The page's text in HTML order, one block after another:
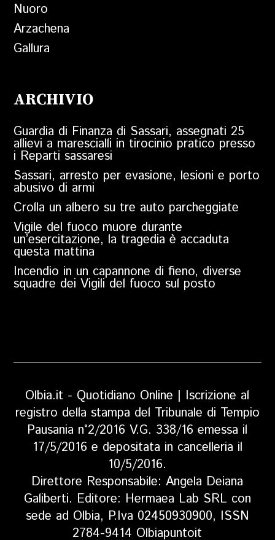
Nuoro
Arzachena
Gallura
ARCHIVIO
Guardia di Finanza di Sassari, assegnati 25
allievi a marescialli in tirocinio pratico presso
i Reparti sassaresi
Sassari, arresto per evasione, lesioni e porto
abusivo di armi
Crolla un albero su tre auto parcheggiate
Vigile del fuoco muore durante
un’esercitazione, la tragedia è accaduta
questa mattina
Incendio in un capannone di fieno, diverse
squadre dei Vigili del fuoco sul posto
Olbia.it - Quotidiano Online | Iscrizione al
registro della stampa del Tribunale di Tempio
Pausania n°2/2016 V.G. 338/16 emessa il
17/5/2016 e depositata in cancelleria il
10/5/2016.
Direttore Responsabile: Angela Deiana
Galiberti. Editore: Hermaea Lab SRL con
sede ad Olbia, P.Iva 02450930900, ISSN
2784-9414 Olbiapuntoit